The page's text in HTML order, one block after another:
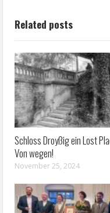
REINER
Der Web
Grafik
Betreibt
Related posts